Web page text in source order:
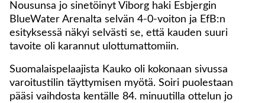
Nousunsa jo sinetöinyt Viborg haki Esbjergin
BlueWater Arenalta selvän 4-0-voiton ja EfB:n
esityksessä näkyi selvästi se, että kauden suuri
tavoite oli karannut ulottumattomiin.
Suomalaispelaajista Kauko oli kokonaan sivussa
varoitustilin täyttymisen myötä. Soiri puolestaan
pääsi vaihdosta kentälle 84. minuutilla ottelun jo